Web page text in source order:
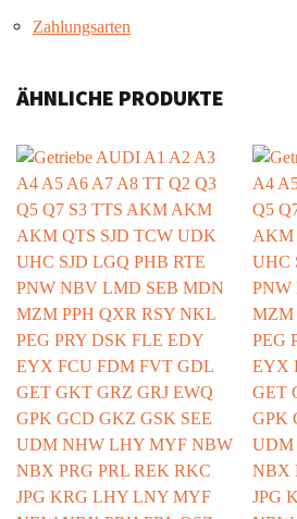
Zahlungsarten
ÄHNLICHE PRODUKTE